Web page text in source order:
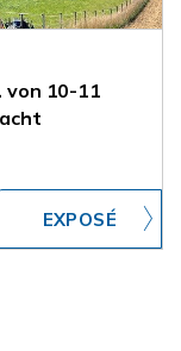
von 10-11